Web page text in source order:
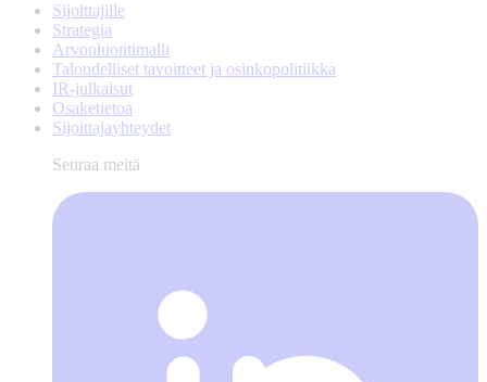
Sijoittajille
Strategia
Arvonluontimalli
Taloudelliset tavoitteet ja osinkopolitiikka
IR-julkaisut
Osaketietoa
Sijoittajayhteydet
Seuraa meitä